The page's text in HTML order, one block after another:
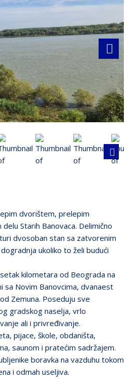
Next
Next
dvorištem, prelepim
Starih Banovaca. Delimično
dvosoban stan sa zatvorenim
ukoliko to želi budući
kilometara od Beograda na
sa Novim Banovcima, dvanaest
Zemuna. Poseduju sve
gradskog naselja, vrlo
ali i privređivanje.
pijace, škole, obdaništa,
saunom i pratećim sadržajem.
boravka na vazduhu tokom
i odmah useljiva.